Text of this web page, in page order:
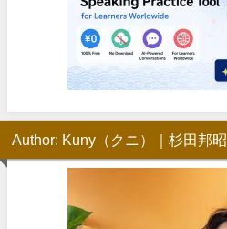
Author: Kuny（クニ）｜杉田邦昭